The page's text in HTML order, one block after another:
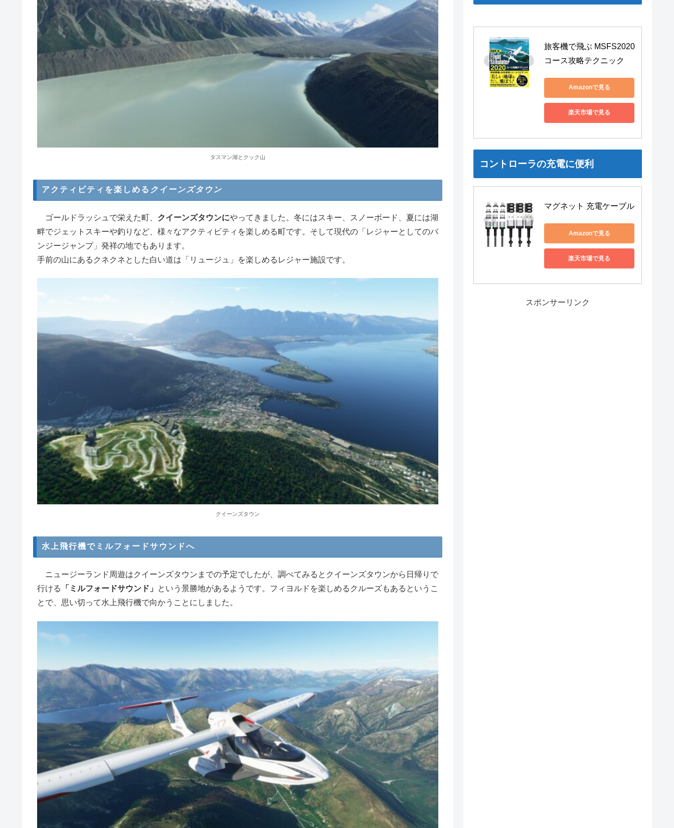
タスマン湖とクック山
アクティビティを楽しめる クイーンズタウン
ゴールドラッシュで栄えた町、 クイーンズタウンにやってきました。冬にはスキー、スノーボード、夏には湖
畔でジェットスキーや釣りなど、様々なアクティビティを楽しめる町です。そして現代の「レジャーとしてのバ
ンジージャンプ」発祥の地でもあります。
手前の山にあるクネクネとした白い道は「リュージュ」を楽しめるレジャー施設です。
クイーンズタウン
水上飛行機でミルフォードサウンドへ
ニュージーランド周遊はクイーンズタウンまでの予定でしたが、調べてみるとクイーンズタウンから日帰りで
行ける
「ミルフォードサウンド」
という景勝地があるようです。フィヨルドを楽しめるクルーズもあるというこ
とで、思い切って水上飛行機で向かうことにしました。
旅客機で飛ぶ MSFS2020
コース攻略テクニック
Amazonで見る
楽天市場で見る
コントローラの充電に便利
マグネット 充電ケーブル
Amazonで見る
楽天市場で見る
スポンサーリンク